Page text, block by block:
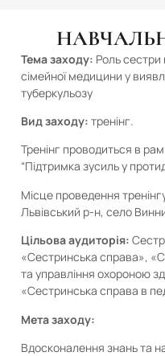
Тема заходу: Роль сестри
сімейної медицини у
туберкульозу
Вид заходу: тренінг.
Тренінг проводиться в
“Підтримка зусиль у
Місце проведення
Львівський р-н, село
Цільова аудиторія:
«Сестринська справа»,
та управління охороною
«Сестринська справа в
Мета заходу:
Вдосконалення знань та